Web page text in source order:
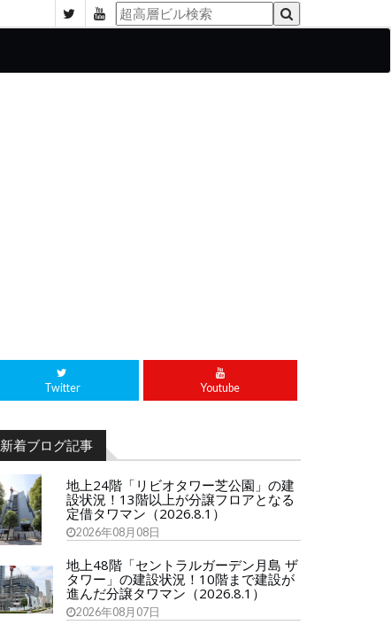
Twitter Youtube
新着ブログ記事
地上24階「リビオタワー芝公園」の建
設状況！13階以上が分譲フロアとなる
定借タワマン（2026.8.1）
2026年08月08日
地上48階「セントラルガーデン月島 ザ
タワー」の建設状況！10階まで建設が
進んだ分譲タワマン（2026.8.1）
2026年08月07日